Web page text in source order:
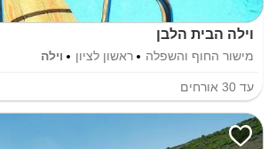
וילה הבית הלבן
מישור החוף והשפלה ראשון לציון וילה
עד 30 אורחים